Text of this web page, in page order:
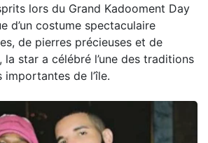
lors du Grand Kadooment Day
d’un costume spectaculaire
de pierres précieuses et de
star a célébré l’une des traditions
de l’île.